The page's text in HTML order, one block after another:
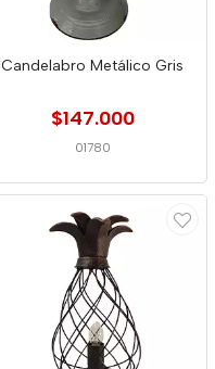
Candelabro Metálico Gris
$147.000
01780